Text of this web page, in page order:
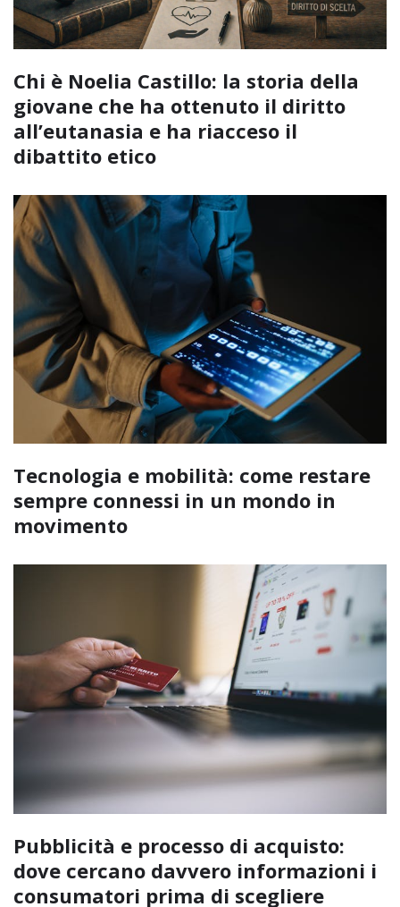
Chi è Noelia Castillo: la storia della
giovane che ha ottenuto il diritto
all’eutanasia e ha riacceso il
dibattito etico
Tecnologia e mobilità: come restare
sempre connessi in un mondo in
movimento
Pubblicità e processo di acquisto:
dove cercano davvero informazioni i
consumatori prima di scegliere